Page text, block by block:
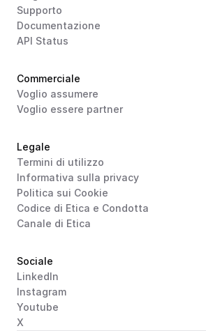
Supporto
Documentazione
API Status
Commerciale
Voglio assumere
Voglio essere partner
Legale
Termini di utilizzo
Informativa sulla privacy
Politica sui Cookie
Codice di Etica e Condotta
Canale di Etica
Sociale
LinkedIn
Instagram
Youtube
X